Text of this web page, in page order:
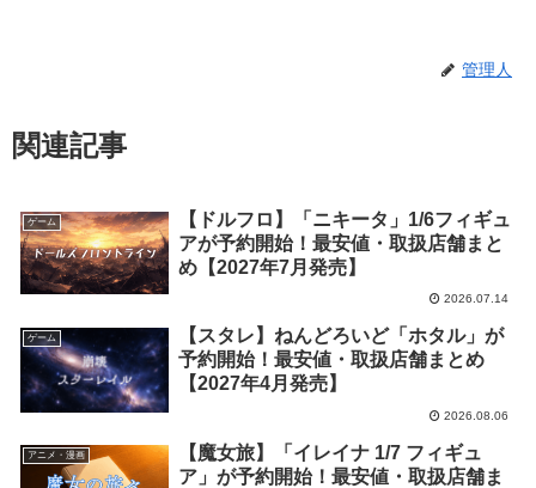
管理人
関連記事
ゲーム
【ドルフロ】「ニキータ」1/6フィギュ
アが予約開始！最安値・取扱店舗まと
め【2027年7月発売】
2026.07.14
ゲーム
【スタレ】ねんどろいど「ホタル」が
予約開始！最安値・取扱店舗まとめ
【2027年4月発売】
2026.08.06
アニメ・漫画
【魔女旅】「イレイナ 1/7 フィギュ
ア」が予約開始！最安値・取扱店舗ま